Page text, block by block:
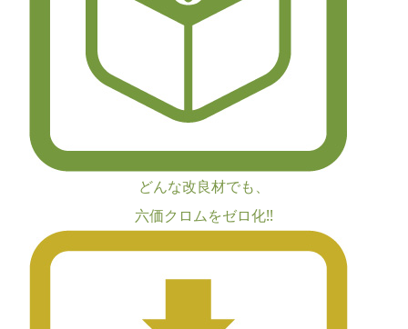
どんな改良材でも、
六価クロムをゼロ化!!